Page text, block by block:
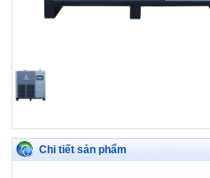
Chi tiết sản phẩm